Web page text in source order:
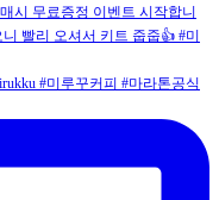
#미루꾸커피 #마라톤공식